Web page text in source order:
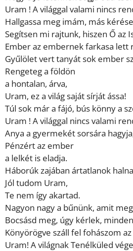
Uram ! A világgal valami nincs
Hallgassa meg imám, más
Segítsen mi rajtunk, hiszen Ő az
Ember az embernek farkasa lett
Gyűlölet vert tanyát sok ember
Rengeteg a földön
a hontalan, árva,
Uram, ez a világ saját sírját ássa!
Túl sok már a fájó, bús könny a
Uram ! A világgal nincs valami
Anya a gyermekét sorsára
Pénzért az ember
a lelkét is eladja.
Háborúk zajában ártatlanok
Jól tudom Uram,
Te nem így akartad.
Nagyon nagy a bűnünk, amit
Bocsásd meg, úgy kérlek,
Könyörögve száll fel fohászom
Uram! A világnak Tenélküled